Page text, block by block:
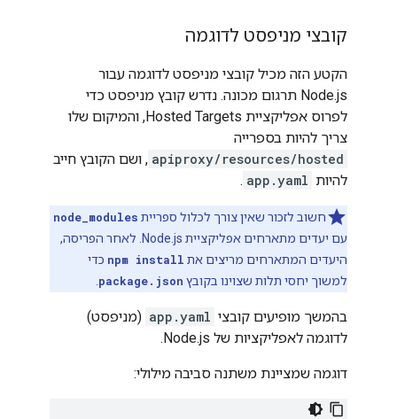
קובצי מניפסט לדוגמה
הקטע הזה מכיל קובצי מניפסט לדוגמה עבור
Node.js תרגום מכונה. נדרש קובץ מניפסט כדי
לפרוס אפליקציית Hosted Targets, והמיקום שלו
צריך להיות בספרייה
apiproxy/resources/hosted , ושם הקובץ חייב
להיות app.yaml
.
חשוב לזכור שאין צורך לכלול ספריית node_modules
עם יעדים מתארחים אפליקציית Node.js. לאחר הפריסה,
היעדים המתארחים מריצים את npm install כדי
למשוך יחסי תלות שצוינו בקובץ package.json
בהמשך מופיעים קובצי app.yaml (מניפסט)
לדוגמה לאפליקציות של Node.js.
דוגמה שמציינת משתנה סביבה מילולי: